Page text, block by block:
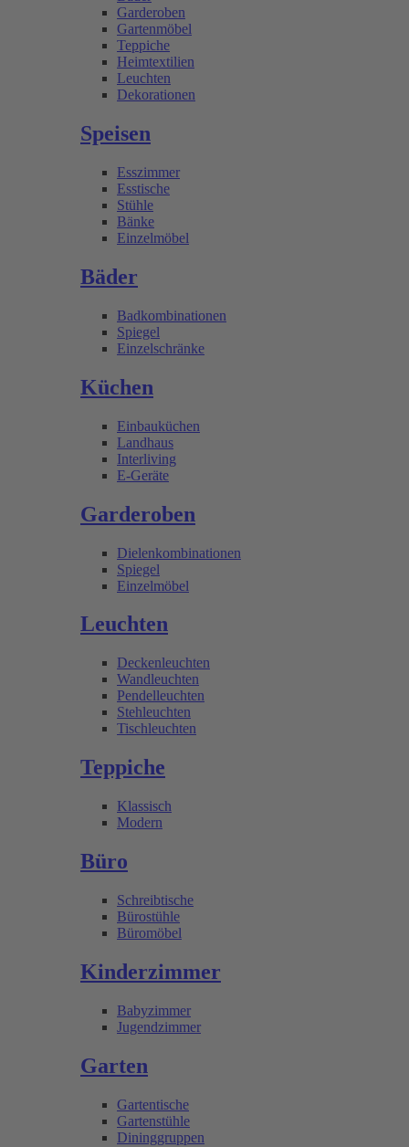
Garderoben
Gartenmöbel
Teppiche
Heimtextilien
Leuchten
Dekorationen
Speisen
Esszimmer
Esstische
Stühle
Bänke
Einzelmöbel
Bäder
Badkombinationen
Spiegel
Einzelschränke
Küchen
Einbauküchen
Landhaus
Interliving
E-Geräte
Garderoben
Dielenkombinationen
Spiegel
Einzelmöbel
Leuchten
Deckenleuchten
Wandleuchten
Pendelleuchten
Stehleuchten
Tischleuchten
Teppiche
Klassisch
Modern
Büro
Schreibtische
Bürostühle
Büromöbel
Kinderzimmer
Babyzimmer
Jugendzimmer
Garten
Gartentische
Gartenstühle
Dininggruppen